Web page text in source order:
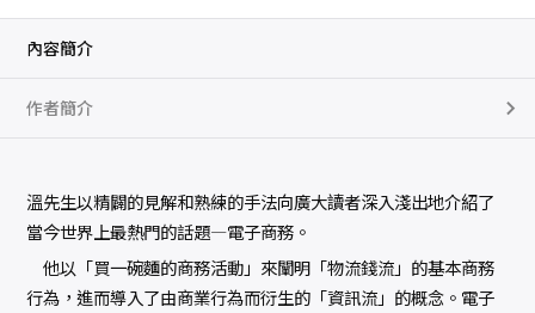
內容簡介
作者簡介
溫先生以精闢的見解和熟練的手法向廣大讀者深入淺出地介紹了
當今世界上最熱門的話題—電子商務。
他以「買一碗麵的商務活動」來闡明「物流錢流」的基本商務
行為，進而導入了由商業行為而衍生的「資訊流」的概念。電子